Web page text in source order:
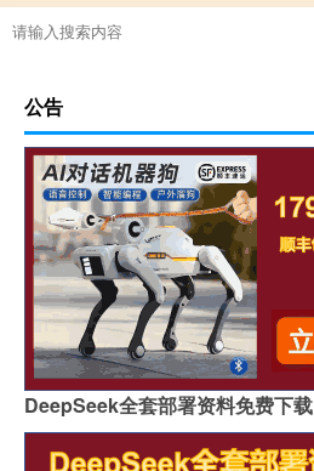
公告
DeepSeek全套部署资料免费下载